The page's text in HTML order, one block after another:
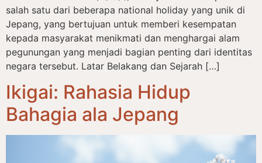
salah satu dari beberapa national holiday yang unik di
Jepang, yang bertujuan untuk memberi kesempatan
kepada masyarakat menikmati dan menghargai alam
pegunungan yang menjadi bagian penting dari identitas
negara tersebut. Latar Belakang dan Sejarah […]
Ikigai: Rahasia Hidup
Bahagia ala Jepang